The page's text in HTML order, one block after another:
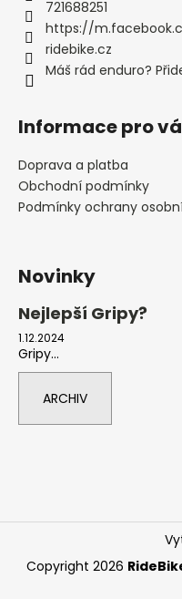
721688251
https://
ridebike.cz
Máš rád enduro?
Informace pro
Doprava a platba
Obchodní podmínky
Podmínky ochrany
Novinky
Nejlepší Gripy?
1.12.2024
Gripy...
ARCHIV
Copyright 2026